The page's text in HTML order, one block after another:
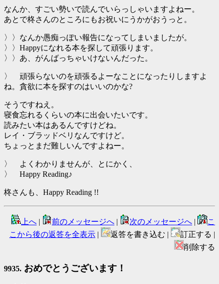
なんか、すごい勢いで読んでいらっしゃいますよねー。
あとで柊さんのところにもお祝いにうかがおうっと。
〉〉なんか愚痴っぽい報告になってしまいましたが。
〉〉Happyになれる本を探して頑張ります。
〉〉あ、がんばっちゃいけないんだった。
〉 頑張らないのを頑張るよーなことになったりしますよ
ね。貪欲に本を探すのはいいのかな?
そうですねえ。
寝食忘れるくらいの本に出会いたいです。
読みたい本はあるんですけどね。
レイ・ブラッドベリなんですけど。
ちょっとまだ難しいんですよねー。
〉 よくわかりませんが、とにかく、
〉 Happy Reading♪
柊さんも、Happy Reading !!
上へ | 前のメッセージへ | 次のメッセージへ |
こ
こから後の返答を全表示 | 返答を書き込む |
訂正する |
削除する
9935. おめでとうございます！